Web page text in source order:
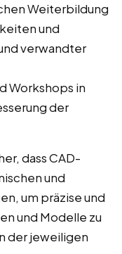
Weiterbildung
und
verwandter
Workshops in
der
dass CAD-
und
um präzise und
und Modelle zu
der jeweiligen